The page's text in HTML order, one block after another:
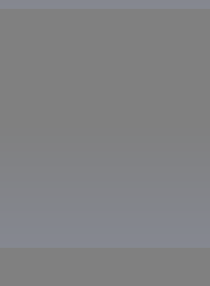
In der Benediktiner-Erzabtei
etwa 40 Mönchen, die neben
Gymnasium mit Internat
Besucher nicht ohne
Heilpflanzengarten, wo die
Abteikirche sowie